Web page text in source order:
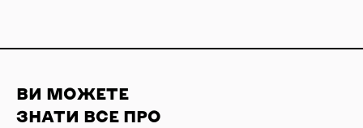
ВИ МОЖЕТЕ
ЗНАТИ ВСЕ ПРО